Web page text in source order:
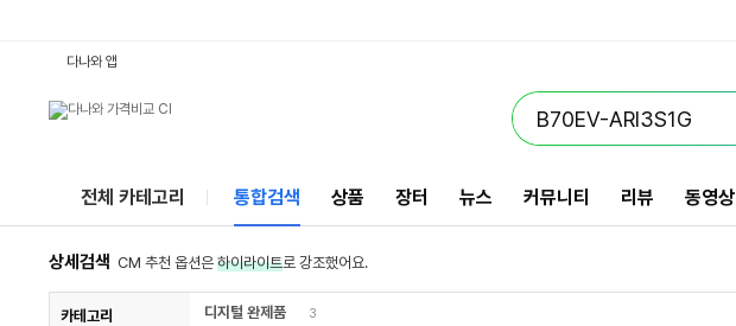
다나와 앱
전체 카테고리 통합검색 상품 장터 뉴스 커뮤니티 리뷰 동영상
상세검색 CM 추천 옵션은 하이라이트로 강조했어요.
카테고리 디지털 완제품 3